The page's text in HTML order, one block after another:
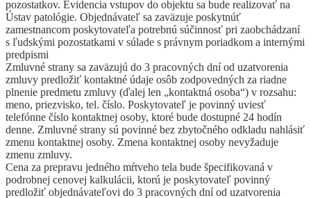
pozostatkov. Evidencia vstupov do objektu sa bude realizovať na
Ústav patológie. Objednávateľ sa zaväzuje poskytnúť
zamestnancom poskytovateľa potrebnú súčinnosť pri zaobchádzaní
s ľudskými pozostatkami v súlade s právnym poriadkom a internými
predpismi
Zmluvné strany sa zaväzujú do 3 pracovných dní od uzatvorenia
zmluvy predložiť kontaktné údaje osôb zodpovedných za riadne
plnenie predmetu zmluvy (ďalej len „kontaktná osoba“) v rozsahu:
meno, priezvisko, tel. číslo. Poskytovateľ je povinný uviesť
telefónne číslo kontaktnej osoby, ktoré bude dostupné 24 hodín
denne. Zmluvné strany sú povinné bez zbytočného odkladu nahlásiť
zmenu kontaktnej osoby. Zmena kontaktnej osoby nevyžaduje
zmenu zmluvy.
Cena za prepravu jedného mŕtveho tela bude špecifikovaná v
podrobnej cenovej kalkulácii, ktorú je poskytovateľ povinný
predložiť objednávateľovi do 3 pracovných dní od uzatvorenia